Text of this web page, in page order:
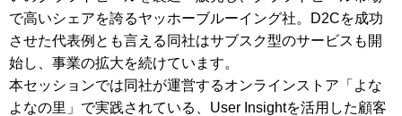
で高いシェアを誇るヤッホーブルーイング社。D2Cを成功
させた代表例とも言える同社はサブスク型のサービスも開
始し、事業の拡大を続けています。
本セッションでは同社が運営するオンラインストア「よな
よなの里」で実践されている、User Insightを活用した顧客